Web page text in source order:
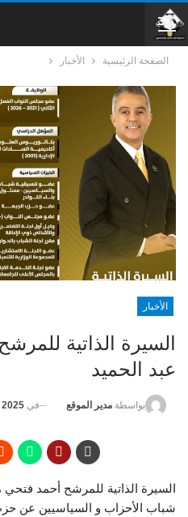
الصفحة الرئيسية الأخبار
الأخبار
السيرة الذاتية
عبد الحميد
بواسطة مدير الموقع في
السيرة الذاتية للمرشح أحمد
شباب الأحزاب و السياسيين عن